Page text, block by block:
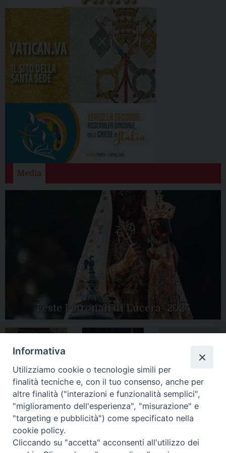
Media
Feste Patronali di Lucera- 2025
Apertura Anno
Giubilare 2025
Mariae in Diocesi
Tutte le gallery
CONTATTI:
LUCERA: Piazza Duomo, 13 - 71036 Lucera (FG) − tel.
0881/520882 - e-mail: info@diocesiluceratroia.it
Segreteria del
Informativa
Utilizziamo cookie o tecnologie simili per
finalità tecniche e, con il tuo consenso, anche per
altre finalità ("interazioni e funzionalità semplici",
"miglioramento dell'esperienza", "misurazione" e
"targeting e pubblicità") come specificato nella
cookie policy.
Cliccando su "accetta" acconsenti all'utilizzo dei